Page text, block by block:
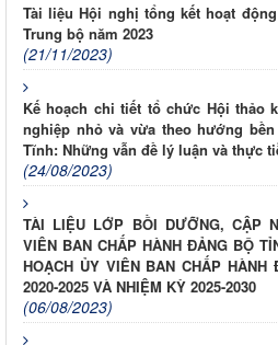
Tài liệu Hội nghị tổng kết hoạt
Trung bộ năm 2023
(21/11/2023)
Kế hoạch chi tiết tổ chức Hội thảo
nghiệp nhỏ và vừa theo hướng
Tĩnh: Những vẫn đề lý luận và thực
(24/08/2023)
TÀI LIỆU LỚP BỒI DƯỠNG, CẬP
VIÊN BAN CHẤP HÀNH ĐẢNG BỘ
HOẠCH ỦY VIÊN BAN CHẤP
2020-2025 VÀ NHIỆM KỲ 2025-2030
(06/08/2023)